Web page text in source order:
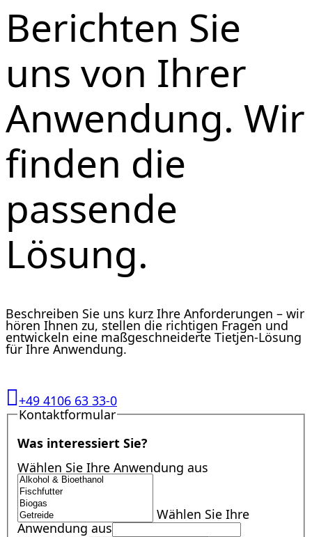
Berichten Sie
uns von Ihrer
Anwendung. Wir
finden die
passende
Lösung.
Beschreiben Sie uns kurz Ihre Anforderungen – wir
hören Ihnen zu, stellen die richtigen Fragen und
entwickeln eine maßgeschneiderte Tietjen-Lösung
für Ihre Anwendung.
+49 4106 63 33-0
Kontaktformular
Was interessiert Sie?
Wählen Sie Ihre Anwendung aus
Wählen Sie Ihre
Anwendung aus